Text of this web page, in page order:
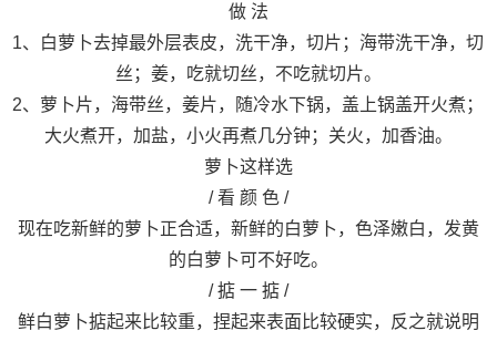
做 法
1、白萝卜去掉最外层表皮，洗干净，切片；海带洗干净，切
丝；姜，吃就切丝，不吃就切片。
2、萝卜片，海带丝，姜片，随冷水下锅，盖上锅盖开火煮；
大火煮开，加盐，小火再煮几分钟；关火，加香油。
萝卜这样选
/ 看 颜 色 /
现在吃新鲜的萝卜正合适，新鲜的白萝卜，色泽嫩白，发黄
的白萝卜可不好吃。
/ 掂 一 掂 /
鲜白萝卜掂起来比较重，捏起来表面比较硬实，反之就说明